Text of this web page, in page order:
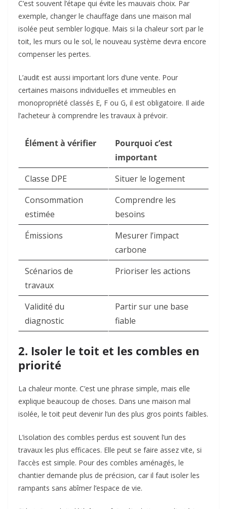
C’est souvent l’étape qui évite les mauvais choix. Par
exemple, changer le chauffage dans une maison mal
isolée peut sembler logique. Mais si la chaleur sort par le
toit, les murs ou le sol, le nouveau système devra encore
compenser les pertes.
L’audit est aussi important lors d’une vente. Pour
certaines maisons individuelles et immeubles en
monopropriété classés E, F ou G, il est obligatoire. Il aide
l’acheteur à comprendre les travaux à prévoir.
Élément à vérifier
Pourquoi c’est
important
Classe DPE
Situer le logement
Consommation
estimée
Comprendre les
besoins
Émissions
Mesurer l’impact
carbone
Scénarios de
travaux
Prioriser les actions
Validité du
diagnostic
Partir sur une base
fiable
2. Isoler le toit et les combles en
priorité
La chaleur monte. C’est une phrase simple, mais elle
explique beaucoup de choses. Dans une maison mal
isolée, le toit peut devenir l’un des plus gros points faibles.
L’isolation des combles perdus est souvent l’un des
travaux les plus efficaces. Elle peut se faire assez vite, si
l’accès est simple. Pour des combles aménagés, le
chantier demande plus de précision, car il faut isoler les
rampants sans abîmer l’espace de vie.